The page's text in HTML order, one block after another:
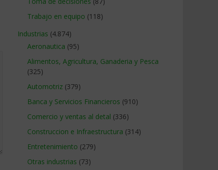
Trabajo en equipo (118)
Industrias (4.874)
Aeronautica (95)
Alimentos, Agricultura, Ganaderia y Pesca
(325)
Automotriz (379)
Banca y Servicios Financieros (910)
Comercio y ventas al detal (336)
Construccion e Infraestructura (314)
Entretenimiento (279)
Otras industrias (73)